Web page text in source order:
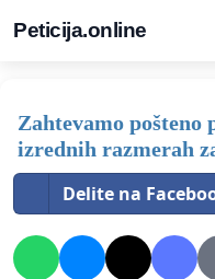
Peticija.online
Zahtevamo pošteno
izrednih razmerah
Delite na